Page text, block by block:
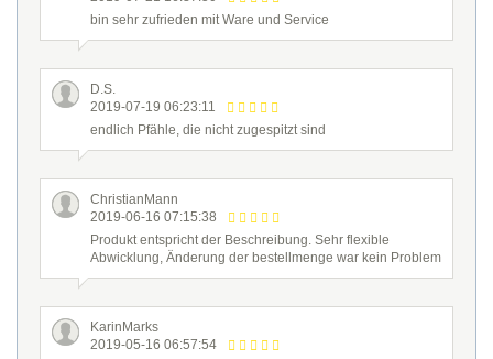
bin sehr zufrieden mit Ware und Service
D.S.
2019-07-19 06:23:11
endlich Pfähle, die nicht zugespitzt sind
ChristianMann
2019-06-16 07:15:38
Produkt entspricht der Beschreibung. Sehr flexible
Abwicklung, Änderung der bestellmenge war kein Problem
KarinMarks
2019-05-16 06:57:54